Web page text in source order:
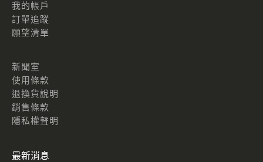
我的帳戶
訂單追蹤
願望清單
新聞室
使用條款
退換貨說明
銷售條款
隱私權聲明
最新消息